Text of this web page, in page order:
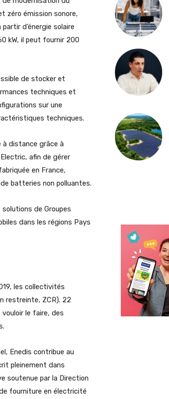
zéro émission sonore,
d’énergie solaire
kW, il peut fournir 200
de stocker et
techniques et
sur une
techniques.
à distance grâce à
afin de gérer
en France,
batteries non polluantes.
de Groupes
dans les régions Pays
les collectivités
restreinte, ZCR). 22
le faire, des
Enedis contribue au
pleinement dans
soutenue par la Direction
fourniture en électricité